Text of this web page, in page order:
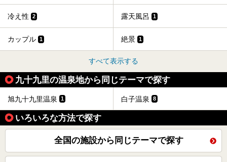
冷え性 2 露天風呂 1
カップル 1 絶景 1
すべて表示する
九十九里の温泉地から同じテーマで探す
旭九十九里温泉 1 白子温泉 8
いろいろな方法で探す
全国の施設から同じテーマで探す